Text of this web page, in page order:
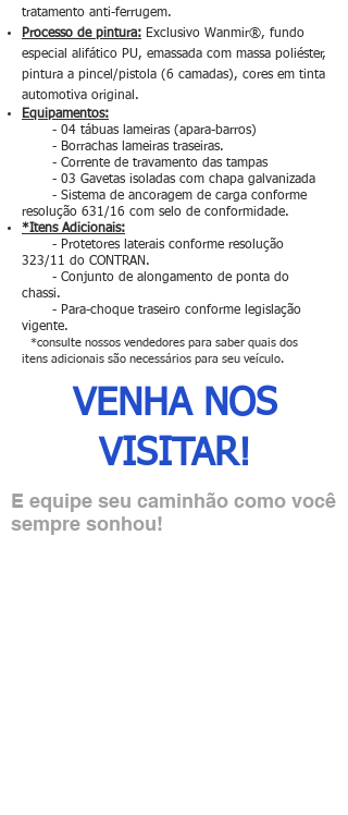
tratamento anti-ferrugem.
Processo de pintura: Exclusivo Wanmir®, fundo
especial alifático PU, emassada com massa poliéster,
pintura a pincel/pistola (6 camadas), cores em tinta
automotiva original.
Equipamentos:
- 04 tábuas lameiras (apara-barros)
- Borrachas lameiras traseiras.
- Corrente de travamento das tampas
- 03 Gavetas isoladas com chapa galvanizada
- Sistema de ancoragem de carga conforme
resolução 631/16 com selo de conformidade.
*Itens Adicionais:
- Protetores laterais conforme resolução
323/11 do CONTRAN.
- Conjunto de alongamento de ponta do
chassi.
- Para-choque traseiro conforme legislação
vigente.
*consulte nossos vendedores para saber quais dos
itens adicionais são necessários para seu veículo.
VENHA NOS
VISITAR!
E equipe seu caminhão como você
sempre sonhou!